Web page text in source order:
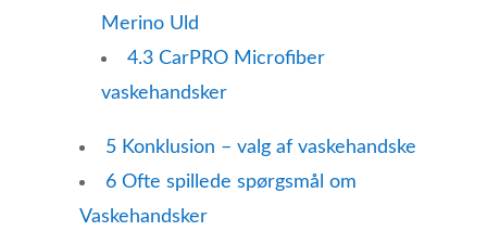
Merino Uld
4.3CarPRO Microfiber
vaskehandsker
5Konklusion – valg af vaskehandske
6Ofte spillede spørgsmål om
Vaskehandsker